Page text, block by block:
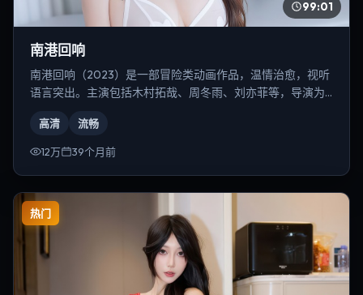
99:01
南港回响
南港回响（2023）是一部冒险类动画作品，温情治愈，视听
语言突出。主演包括木村拓哉、周冬雨、刘亦菲等，导演为
高清 流畅
12万 39个月前
热门